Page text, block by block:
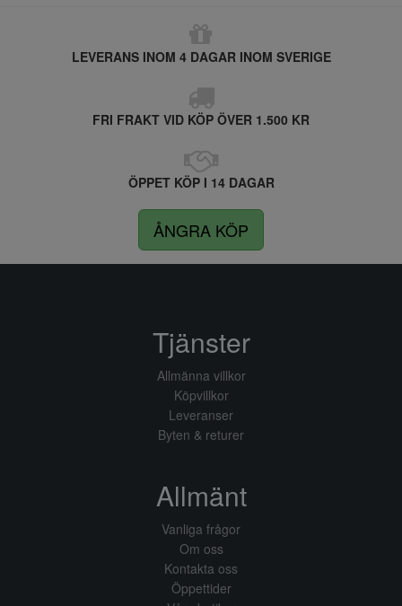
LEVERANS INOM 4 DAGAR INOM SVERIGE
FRI FRAKT VID KÖP ÖVER 1.500 KR
ÖPPET KÖP I 14 DAGAR
ÅNGRA KÖP
Tjänster
Allmänna villkor
Köpvillkor
Leveranser
Byten & returer
Allmänt
Vanliga frågor
Om oss
Kontakta oss
Öppettider